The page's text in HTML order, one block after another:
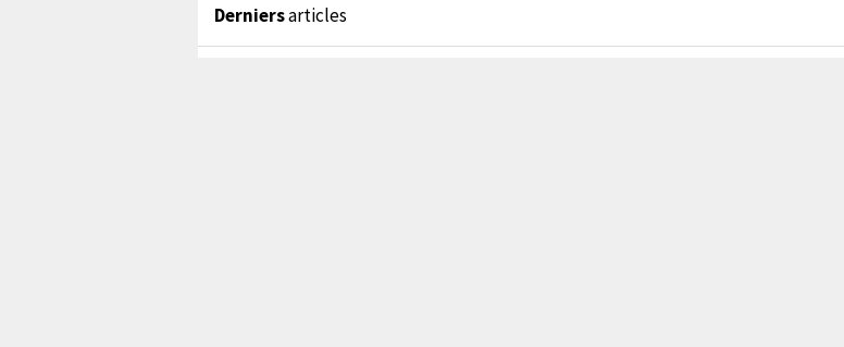
Derniersarticles